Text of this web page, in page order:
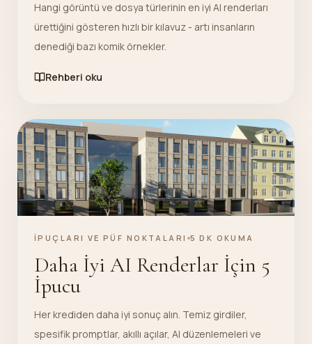
Hangi görüntü ve dosya türlerinin en iyi AI renderları
ürettiğini gösteren hızlı bir kılavuz - artı insanların
denediği bazı komik örnekler.
Rehberi oku
İPUÇLARI VE PÜF NOKTALARI 5 DK OKUMA
Daha İyi AI Renderlar İçin 5
İpucu
Her krediden daha iyi sonuç alın. Temiz girdiler,
spesifik promptlar, akıllı açılar, AI düzenlemeleri ve